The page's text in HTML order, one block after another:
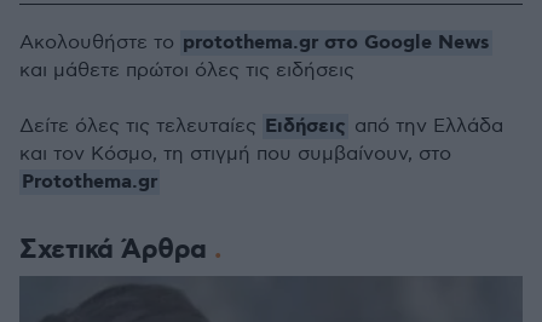
Σχετικά Άρθρα
Ακολουθήστε το protothema.gr στο Google News
και μάθετε πρώτοι όλες τις ειδήσεις
Δείτε όλες τις τελευταίες Ειδήσεις από την Ελλάδα
και τον Κόσμο, τη στιγμή που συμβαίνουν, στο
Protothema.gr